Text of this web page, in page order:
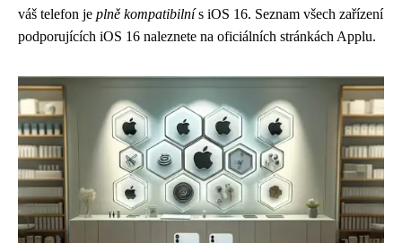
váš telefon je plně kompatibilnís iOS 16. Seznam všech zařízení
podporujících iOS 16 naleznete na oficiálních stránkách Applu.